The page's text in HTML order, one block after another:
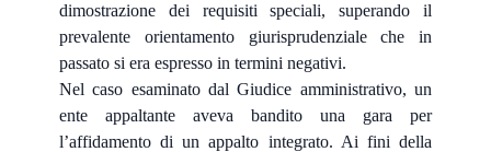
dimostrazione dei requisiti speciali, superando il
prevalente orientamento giurisprudenziale che in
passato si era espresso in termini negativi.
Nel caso esaminato dal Giudice amministrativo, un
ente appaltante aveva bandito una gara per
l’affidamento di un appalto integrato. Ai fini della